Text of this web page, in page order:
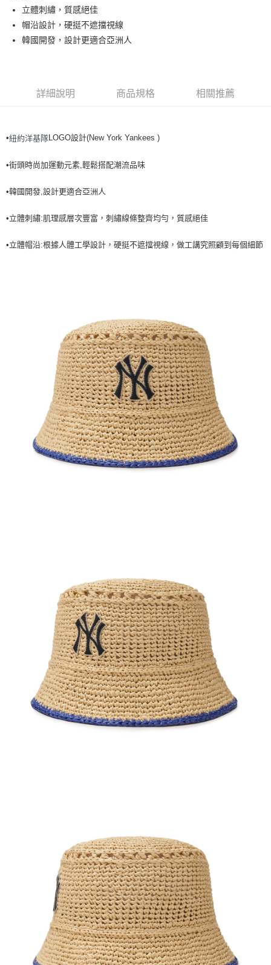
Apple Pay
街口支付
全家取貨付款<未取貨列黑名單/不支援離島取退>
全家取貨<不支援離島取退>
每筆NT$60，滿NT$499(含以上)免運費
7-11取貨<不支援離島取退>
立體刺繡，質感絕佳
帽沿設計，硬挺不遮擋視線
韓國開發，設計更適合亞洲人
詳細說明 商品規格 相關推薦
•紐約洋基隊LOGO設計(New York Yankees )
•街頭時尚加運動元素,輕鬆搭配潮流品味
•韓國開發,設計更適合亞洲人
•立體刺繡:肌理感層次豐富，刺繡線條整齊均勻，質感絕佳
•立體帽沿:根據人體工學設計，硬挺不遮擋視線，做工講究照顧到每個細節